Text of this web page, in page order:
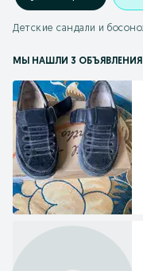
Детские сандали и
МЫ НАШЛИ 3 ОБЪЯВЛЕНИЯ